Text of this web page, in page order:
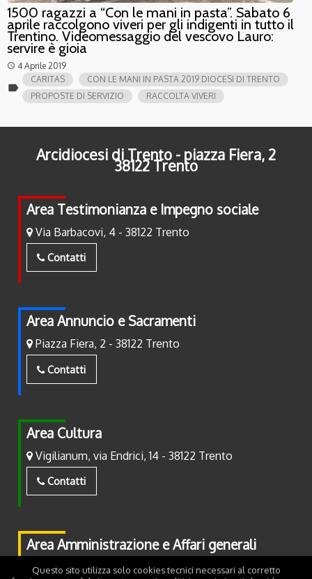
1500 ragazzi a “Con le mani in pasta”. Sabato 6
aprile raccolgono viveri per gli indigenti in tutto il
Trentino. Videomessaggio del vescovo Lauro:
servire è gioia
access_time 4 Aprile 2019
label
CARITAS
CON LE MANI IN PASTA 2019 DIOCESI DI TRENTO
PROPOSTE DI SERVIZIO
RACCOLTA VIVERI
Arcidiocesi di Trento - piazza Fiera, 2
38122 Trento
Area Testimonianza e Impegno sociale
Via Barbacovi, 4 - 38122 Trento
Contatti
Area Annuncio e Sacramenti
Piazza Fiera, 2 - 38122 Trento
Contatti
Area Cultura
Vigilianum, via Endrici, 14 - 38122 Trento
Contatti
Area Amministrazione e Affari generali
Piazza Fiera, 2 - 38122 Trento
Questo sito utilizza solo cookies tecnici necessari al corretto